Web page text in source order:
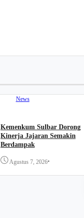
News
Kemenkum Sulbar Dorong
Kinerja Jajaran Semakin
Berdampak
Agustus 7, 2026•